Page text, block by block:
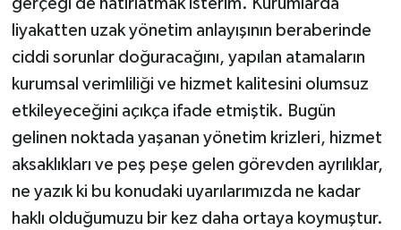
liyakatten uzak yönetim anlayışının beraberinde
ciddi sorunlar doğuracağını, yapılan atamaların
kurumsal verimliliği ve hizmet kalitesini olumsuz
etkileyeceğini açıkça ifade etmiştik. Bugün
gelinen noktada yaşanan yönetim krizleri, hizmet
aksaklıkları ve peş peşe gelen görevden ayrılıklar,
ne yazık ki bu konudaki uyarılarımızda ne kadar
haklı olduğumuzu bir kez daha ortaya koymuştur.